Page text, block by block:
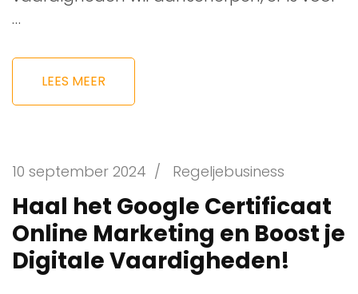
…
LEES MEER
10 september 2024 / Regeljebusiness
Haal het Google Certificaat
Online Marketing en Boost je
Digitale Vaardigheden!